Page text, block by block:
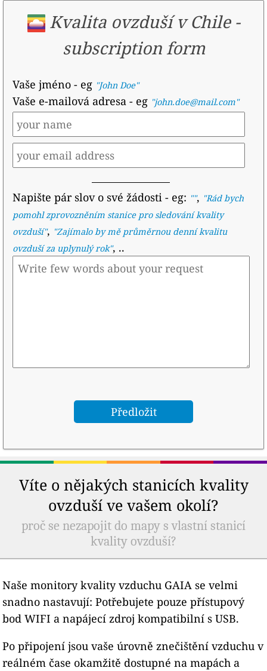
Kvalita ovzduší v Chile-
subscription form
Vaše jméno- eg "John Doe"
Vaše e-mailová adresa- eg "john.doe@mail.com"
Napište pár slov o své žádosti- eg: "", "Rád bych
pomohl zprovozněním stanice pro sledování kvality
ovzduší", "Zajímalo by mě průměrnou denní kvalitu
ovzduší za uplynulý rok", ..
Víte o nějakých stanicích kvality
ovzduší ve vašem okolí?
proč se nezapojit do mapy s vlastní stanicí
kvality ovzduší?
Naše monitory kvality vzduchu GAIA se velmi
snadno nastavují: Potřebujete pouze přístupový
bod WIFI a napájecí zdroj kompatibilní s USB.
Po připojení jsou vaše úrovně znečištění vzduchu v
reálném čase okamžitě dostupné na mapách a